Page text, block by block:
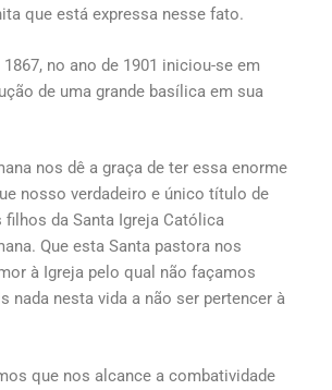
que está expressa nesse fato.
no ano de 1901 iniciou-se em
de uma grande basílica em sua
nos dê a graça de ter essa enorme
nosso verdadeiro e único título de
da Santa Igreja Católica
Que esta Santa pastora nos
à Igreja pelo qual não façamos
nada nesta vida a não ser pertencer à
que nos alcance a combatividade